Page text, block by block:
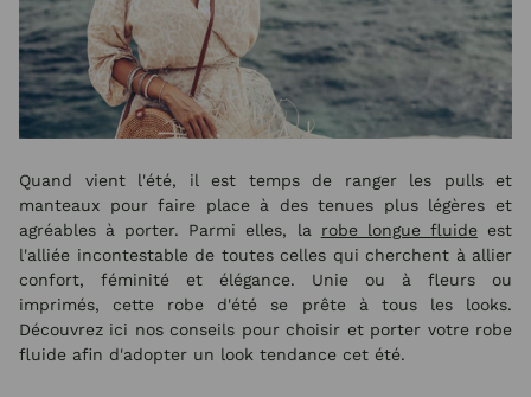
Quand vient l'été, il est temps de ranger les pulls et
manteaux pour faire place à des tenues plus légères et
agréables à porter. Parmi elles, la robe longue fluideest
l'alliée incontestable de toutes celles qui cherchent à allier
confort, féminité et élégance. Unie ou à fleurs ou
imprimés, cette robe d'été se prête à tous les looks.
Découvrez ici nos conseils pour choisir et porter votre robe
fluide afin d'adopter un look tendance cet été.